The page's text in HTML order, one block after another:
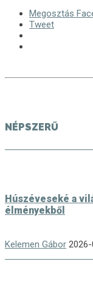
Megosztás
Tweet
NÉPSZERŰ
Húszéveseké a
élményekből
Kelemen Gábor